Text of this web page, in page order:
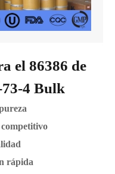
el 86386 de
4 Bulk
rápida